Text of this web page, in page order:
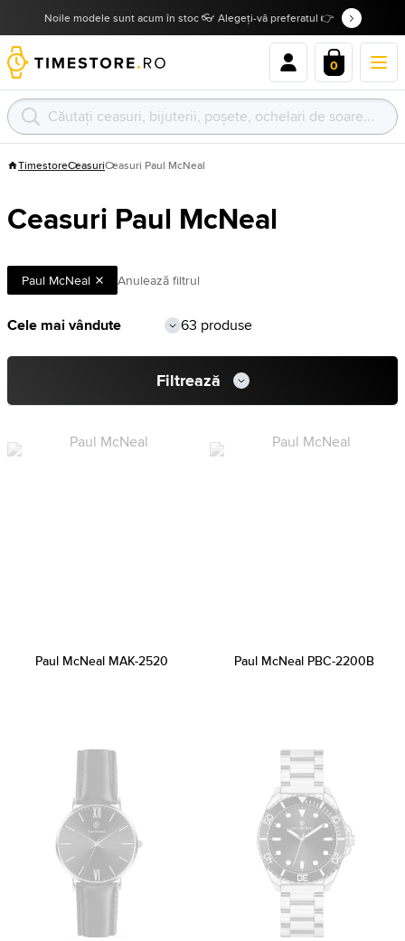
Noile modele sunt acum în stoc 👓 Alegeți-vă preferatul 👉
0
TimestoreCeasuriCeasuri Paul McNeal
Ceasuri Paul McNeal
Paul McNeal Anulează filtrul
63 produse
Filtrează
Paul McNeal MAK-2520 Paul McNeal PBC-2200B